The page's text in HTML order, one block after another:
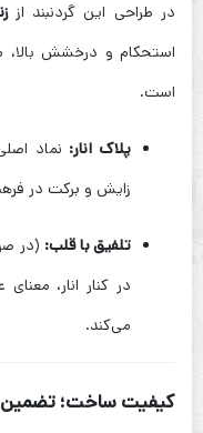
در طراحی این گردنبند از
استحکام و درخشش بالا،
است.
پلاک انار: نماد
زایش و برکت در
تلفیق با قلب: (در
در کنار انار،
می‌کند.
کیفیت ساخت؛ تضمین